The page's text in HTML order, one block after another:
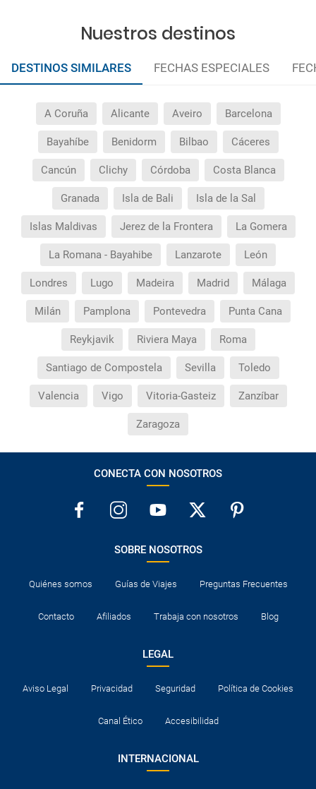
Nuestros destinos
DESTINOS SIMILARES FECHAS ESPECIALES
A Coruña Alicante Aveiro Barcelona
Bayahíbe Benidorm Bilbao Cáceres
Cancún Clichy Córdoba Costa Blanca
Granada Isla de Bali Isla de la Sal
Islas Maldivas Jerez de la Frontera La Gomera
La Romana - Bayahibe Lanzarote León
Londres Lugo Madeira Madrid Málaga
Milán Pamplona Pontevedra Punta Cana
Reykjavik Riviera Maya Roma
Santiago de Compostela Sevilla Toledo
Valencia Vigo Vitoria-Gasteiz Zanzíbar
Zaragoza
CONECTA CON NOSOTROS
SOBRE NOSOTROS
Quiénes somos Guías de Viajes Preguntas Frecuentes
Contacto Afiliados Trabaja con nosotros Blog
LEGAL
Aviso Legal Privacidad Seguridad Política de Cookies
Canal Ético Accesibilidad
INTERNACIONAL